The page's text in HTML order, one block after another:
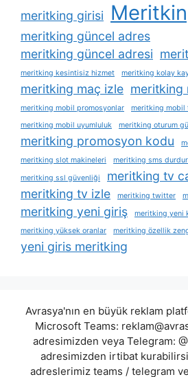
meritking girisi
meritking güncel adres
meritking güncel adresi
meritking kesintisiz hizmet meritking kolay
meritking maç izle meritking
meritking mobil promosyonlar
meritking mobil
meritking mobil uyumluluk
meritking oturum
meritking promosyon kodu
meritking slot makineleri
meritking sms
meritking ssl güvenliği
meritking tv
meritking tv izle
meritking twitter
meritking yeni giriş
meritking yeni
meritking yüksek oranlar
meritking özellik
yeni giris meritking
Avrasya'nın en büyük reklam
Microsoft Teams:
adresimizden veya Telegram:
adresimizden irtibat
adreslerimiz teams / telegram